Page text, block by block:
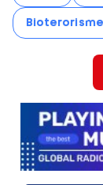
Bioterorisme